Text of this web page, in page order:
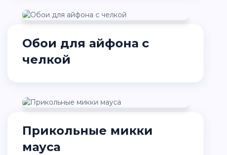
Обои для айфона с
челкой
Прикольные микки
мауса